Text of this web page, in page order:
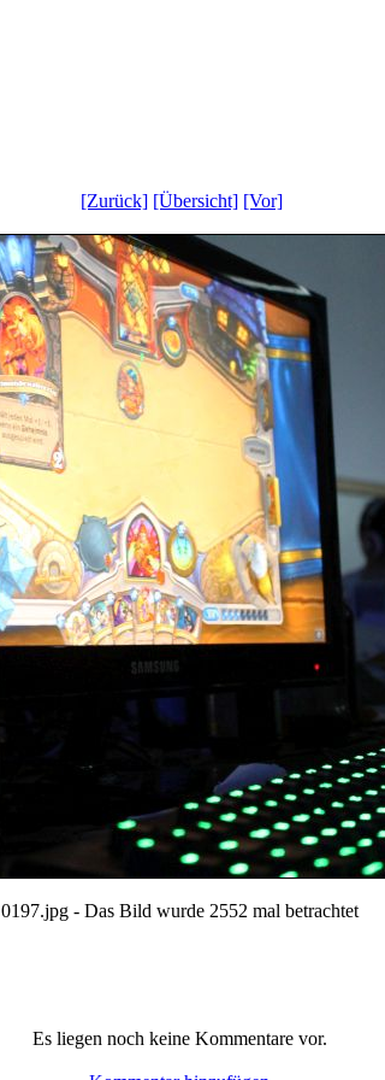
[Zurück] [Übersicht] [Vor]
0197.jpg - Das Bild wurde 2552 mal betrachtet
Es liegen noch keine Kommentare vor.